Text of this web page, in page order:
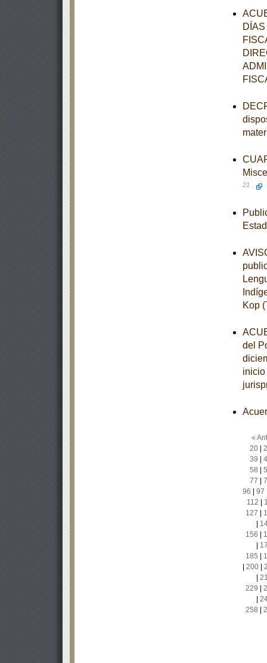
21
Kop
del
inicio
«
20|
39
58
77
96
97
112
127
156
185
200|
229
258